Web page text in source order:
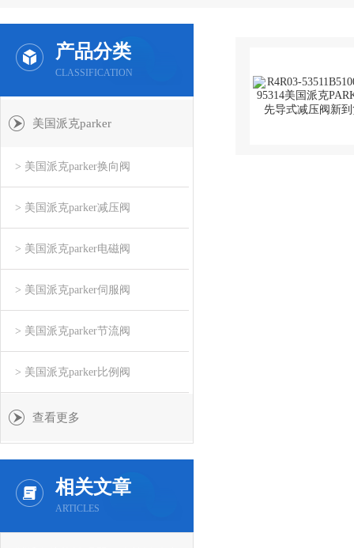
产品分类
CLASSIFICATION
美国派克parker
> 美国派克parker换向阀
> 美国派克parker减压阀
> 美国派克parker电磁阀
> 美国派克parker伺服阀
> 美国派克parker节流阀
> 美国派克parker比例阀
查看更多
相关文章
ARTICLES